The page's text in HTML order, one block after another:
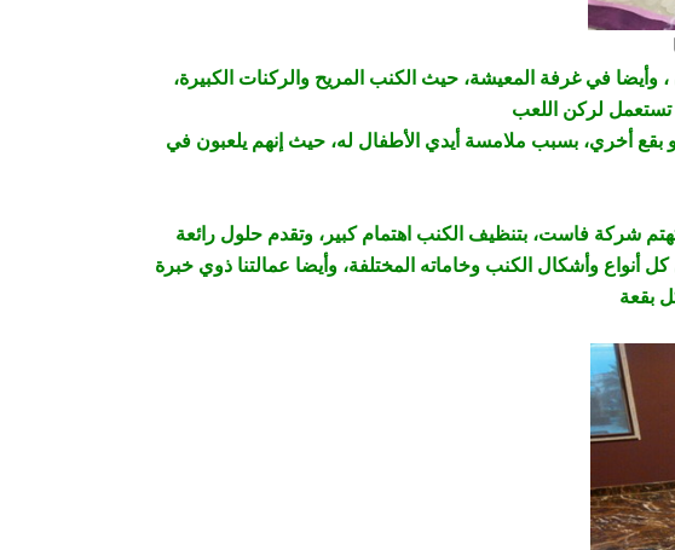
وأيضا في غرفة المعيشة، حيث الكنب المريح والركنات الكبيرة،
بقع أخري، بسبب ملامسة أيدي الأطفال له، حيث إنهم يلعبون في
شركة فاست، بتنظيف الكنب اهتمام كبير، وتقدم حلول رائعة
وأشكال الكنب وخاماته المختلفة، وأيضا عمالتنا ذوي خبرة
بقعة